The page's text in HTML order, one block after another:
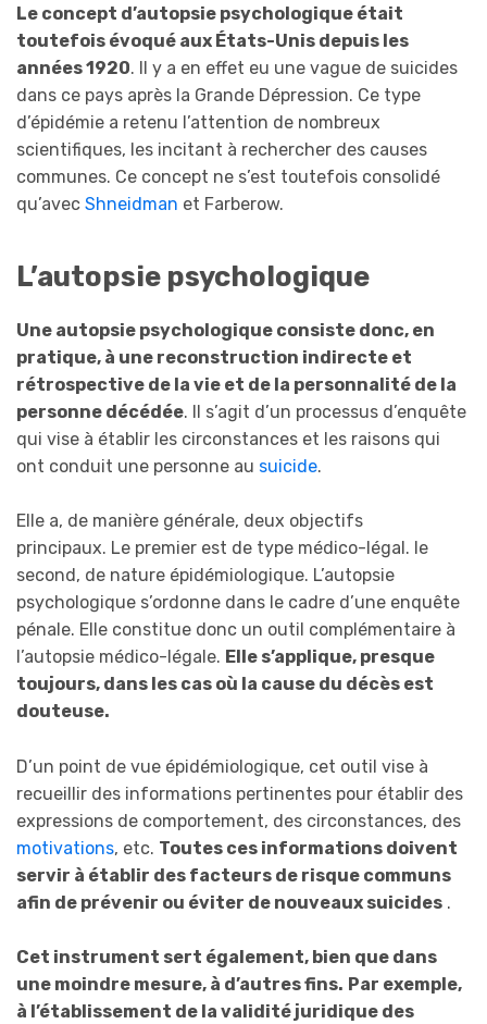
Le concept d’autopsie psychologique était
toutefois évoqué aux États-Unis depuis les
années 1920. Il y a en effet eu une vague de suicides
dans ce pays après la Grande Dépression. Ce type
d’épidémie a retenu l’attention de nombreux
scientifiques, les incitant à rechercher des causes
communes. Ce concept ne s’est toutefois consolidé
qu’avec Shneidman et Farberow.
L’autopsie psychologique
Une autopsie psychologique consiste donc, en
pratique, à une reconstruction indirecte et
rétrospective de la vie et de la personnalité de la
personne décédée. Il s’agit d’un processus d’enquête
qui vise à établir les circonstances et les raisons qui
ont conduit une personne au suicide.
Elle a, de manière générale, deux objectifs
principaux. Le premier est de type médico-légal. le
second, de nature épidémiologique. L’autopsie
psychologique s’ordonne dans le cadre d’une enquête
pénale. Elle constitue donc un outil complémentaire à
l’autopsie médico-légale. Elle s’applique, presque
toujours, dans les cas où la cause du décès est
douteuse.
D’un point de vue épidémiologique, cet outil vise à
recueillir des informations pertinentes pour établir des
expressions de comportement, des circonstances, des
motivations, etc. Toutes ces informations doivent
servir à établir des facteurs de risque communs
afin de prévenir ou éviter de nouveaux suicides .
Cet instrument sert également, bien que dans
une moindre mesure, à d’autres fins. Par exemple,
à l’établissement de la validité juridique des